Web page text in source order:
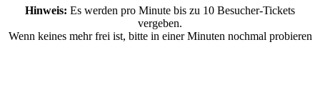
Hinweis: Es werden pro Minute bis zu 10 Besucher-Tickets
vergeben.
Wenn keines mehr frei ist, bitte in einer Minuten nochmal probieren